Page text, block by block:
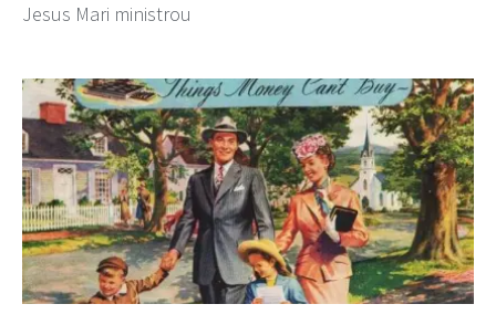
Jesus Mari ministrou